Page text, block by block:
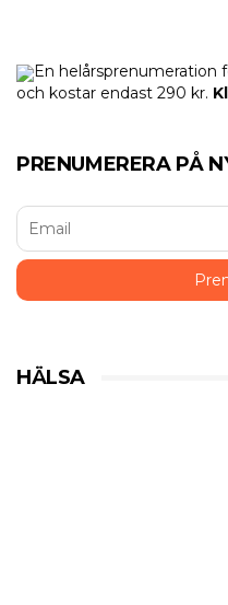
En helårsprenumeration
och kostar endast 290 kr.
PRENUMERERA PÅ
HÄLSA